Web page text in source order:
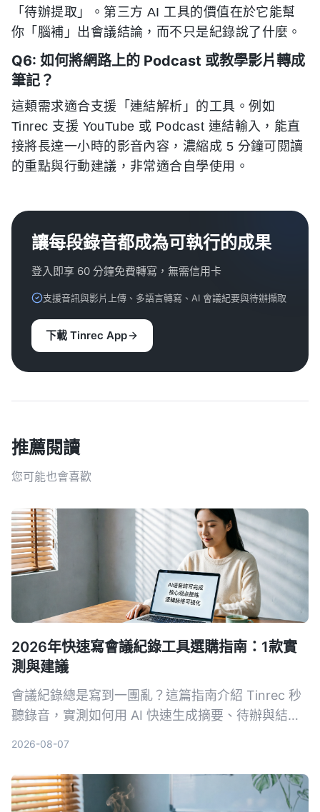
「待辦提取」。第三方 AI 工具的價值在於它能幫
你「腦補」出會議結論，而不只是紀錄說了什麼。
Q6: 如何將網路上的 Podcast 或教學影片轉成
筆記？
這類需求適合支援「連結解析」的工具。例如
Tinrec 支援 YouTube 或 Podcast 連結輸入，能直
接將長達一小時的影音內容，濃縮成 5 分鐘可閱讀
的重點與行動建議，非常適合自學使用。
讓每段錄音都成為可執行的成果
登入即享 60 分鐘免費轉寫，無需信用卡
支援音訊與影片上傳、多語言轉寫、AI 會議紀要與待辦擷取
下載 Tinrec App
推薦閱讀
您可能也會喜歡
2026年快速寫會議紀錄工具選購指南：1款實
測與建議
會議紀錄總是寫到一團亂？這篇指南介紹 Tinrec 秒
聽錄音，實測如何用 AI 快速生成摘要、待辦與結構
2026-08-07